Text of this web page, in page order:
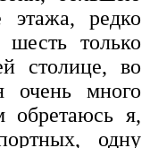
редко
только
столице, во
очень много
обретаюсь я,
одну